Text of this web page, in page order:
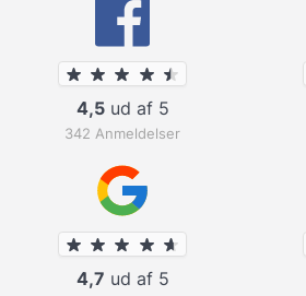
4,5ud af 5
342 Anmeldelser
4,7 ud af 5